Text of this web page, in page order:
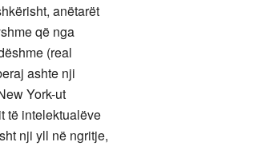
anëtarët
që nga
(real
ashte nji
York-ut
të intelektualëve
nji yll në ngritje,